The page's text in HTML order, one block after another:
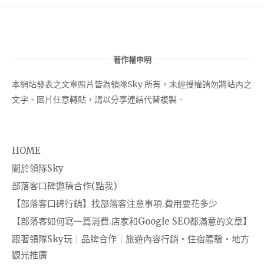
著作權申明
本網站發表之文章照片皆為領隊Sky 所有，未經授權請勿將站內之
文字、圖片任意轉貼，請以分享連結代替複製．
HOME
關於領隊Sky
部落客口碑邀稿合作(點我)
【部落客口碑行銷】找部落客注意事項.費用要花多少
【部落客如何寫一篇消費.店家和Google SEO都滿意的文章】
跟著領隊Sky玩｜品牌合作｜旅遊內容行銷・住宿體驗・地方
觀光推廣